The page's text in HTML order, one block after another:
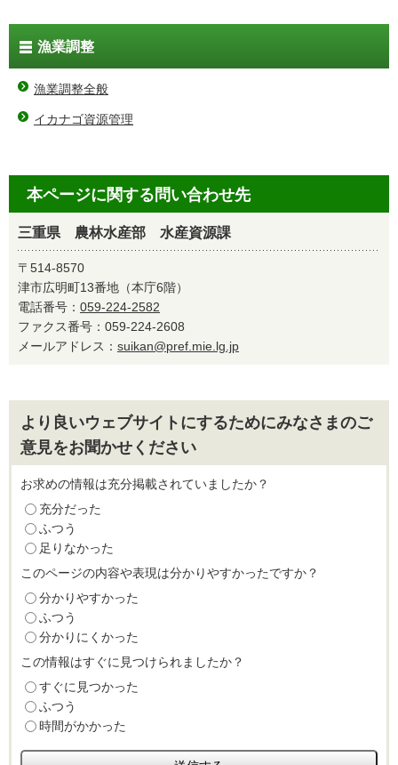
漁業調整
漁業調整全般
イカナゴ資源管理
本ページに関する問い合わせ先
三重県 農林水産部 水産資源課
〒514-8570
津市広明町13番地（本庁6階）
電話番号： 059-224-2582
ファクス番号：059-224-2608
メールアドレス： suikan@pref.mie.lg.jp
より良いウェブサイトにするためにみなさまのご
意見をお聞かせください
お求めの情報は充分掲載されていましたか？
充分だった
ふつう
足りなかった
このページの内容や表現は分かりやすかったですか？
分かりやすかった
ふつう
分かりにくかった
この情報はすぐに見つけられましたか？
すぐに見つかった
ふつう
時間がかかった